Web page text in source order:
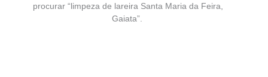
procurar “limpeza de lareira Santa Maria da Feira,
Gaiata”.